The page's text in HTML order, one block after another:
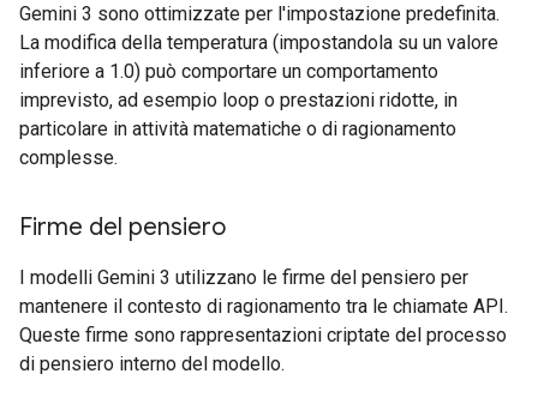
Gemini 3 sono ottimizzate per l'impostazione predefinita.
La modifica della temperatura (impostandola su un valore
inferiore a 1.0) può comportare un comportamento
imprevisto, ad esempio loop o prestazioni ridotte, in
particolare in attività matematiche o di ragionamento
complesse.
Firme del pensiero
I modelli Gemini 3 utilizzano le firme del pensiero per
mantenere il contesto di ragionamento tra le chiamate API.
Queste firme sono rappresentazioni criptate del processo
di pensiero interno del modello.